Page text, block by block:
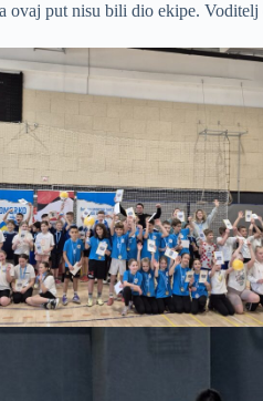
put nisu bili dio ekipe.